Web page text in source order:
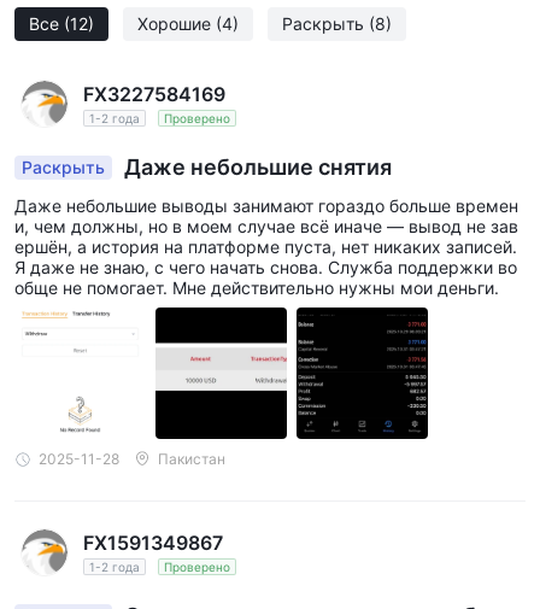
Все (12) Хорошие (4) Раскрыть (8)
FX3227584169
1-2 года Проверено
Раскрыть Даже небольшие снятия
Даже небольшие выводы занимают гораздо больше времен
и, чем должны, но в моем случае всё иначе — вывод не зав
ершён, а история на платформе пуста, нет никаких записей.
Я даже не знаю, с чего начать снова. Служба поддержки во
обще не помогает. Мне действительно нужны мои деньги.
2025-11-28 Пакистан
FX1591349867
1-2 года Проверено